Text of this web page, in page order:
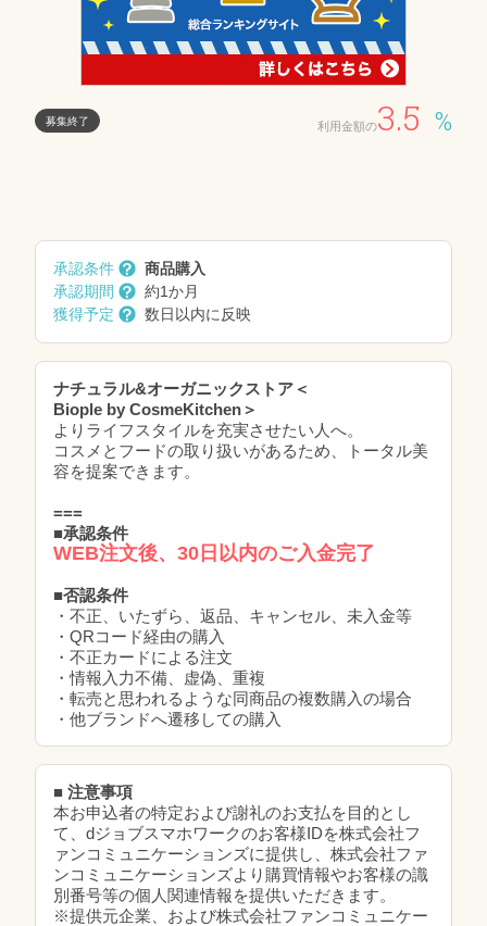
募集終了 利用金額の3.5 %
承認条件
商品購入
承認期間
約1か月
獲得予定
数日以内に反映
ナチュラル&オーガニックストア＜
Biople by CosmeKitchen＞
よりライフスタイルを充実させたい人へ。
コスメとフードの取り扱いがあるため、トータル美
容を提案できます。
===
■承認条件
WEB注文後、30日以内のご入金完了
■否認条件
・不正、いたずら、返品、キャンセル、未入金等
・QRコード経由の購入
・不正カードによる注文
・情報入力不備、虚偽、重複
・転売と思われるような同商品の複数購入の場合
・他ブランドへ遷移しての購入
■ 注意事項
本お申込者の特定および謝礼のお支払を目的とし
て、dジョブスマホワークのお客様IDを株式会社フ
ァンコミュニケーションズに提供し、株式会社ファ
ンコミュニケーションズより購買情報やお客様の識
別番号等の個人関連情報を提供いただきます。
※提供元企業、および株式会社ファンコミュニケー